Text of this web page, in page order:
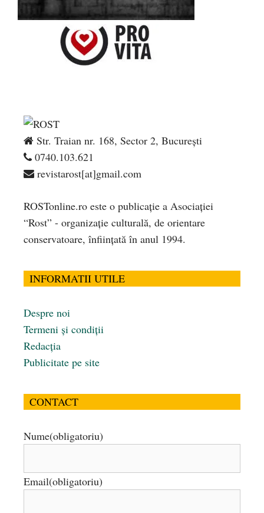
Str. Traian nr. 168, Sector 2, București
0740.103.621
revistarost[at]gmail.com
ROSTonline.ro este o publicaţie a Asociaţiei
“Rost” - organizaţie culturală, de orientare
conservatoare, înfiinţată în anul 1994.
INFORMATII UTILE
Despre noi
Termeni și condiții
Redacția
Publicitate pe site
CONTACT
Nume(obligatoriu)
Email(obligatoriu)